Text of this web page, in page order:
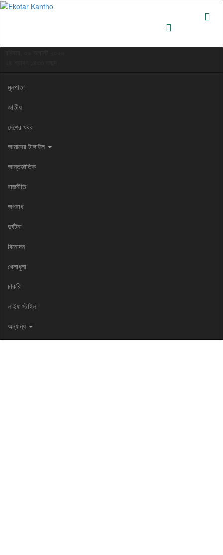
মূলপাতা
জাতীয়
দেশের খবর
আমাদের টাঙ্গাইল
আন্তর্জাতিক
রাজনীতি
অপরাধ
দুর্ঘটনা
বিনোদন
খেলাধুলা
চাকরি
লাইফ স্টাইল
অন্যান্য